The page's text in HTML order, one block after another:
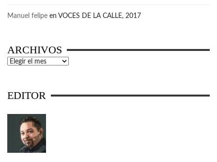
Manuel felipe en VOCES DE LA CALLE, 2017
ARCHIVOS
Archivos
EDITOR